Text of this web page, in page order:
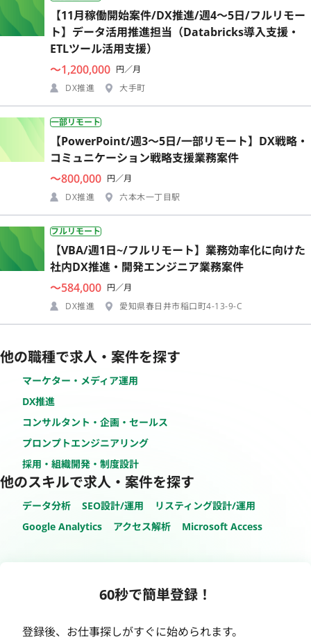
【11月稼働開始案件/DX推進/週4〜5日/フルリモー
ト】データ活用推進担当（Databricks導入支援・
ETLツール活用支援）
〜1,200,000 円／月
DX推進
大手町
一部リモート
【PowerPoint/週3〜5日/一部リモート】DX戦略・
コミュニケーション戦略支援業務案件
〜800,000 円／月
DX推進
六本木一丁目駅
フルリモート
【VBA/週1日~/フルリモート】業務効率化に向けた
社内DX推進・開発エンジニア業務案件
〜584,000 円／月
DX推進
愛知県春日井市稲口町4-13-9-C
他の職種で求人・案件を探す
マーケター・メディア運用
DX推進
コンサルタント・企画・セールス
プロンプトエンジニアリング
採用・組織開発・制度設計
他のスキルで求人・案件を探す
データ分析 SEO設計/運用
リスティング設計/運用
Google Analytics
アクセス解析 Microsoft Access
60秒で簡単登録！
登録後、お仕事探しがすぐに始められます。